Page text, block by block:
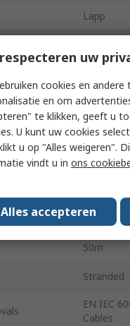
Lapp
2
Bare
Polyvinyl
Unscreened
50m
Stranded
EN IEC
Cables
uw
cookies en
en om
te klikken, geeft u
U kunt uw cookies
u op "Alles weigeren".
vindt u in ons
Alles accepteren